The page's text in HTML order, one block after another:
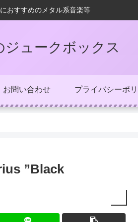
おすすめのメタル系音楽等
ジュークボックス
お問い合わせ プライバシーポ
”Black